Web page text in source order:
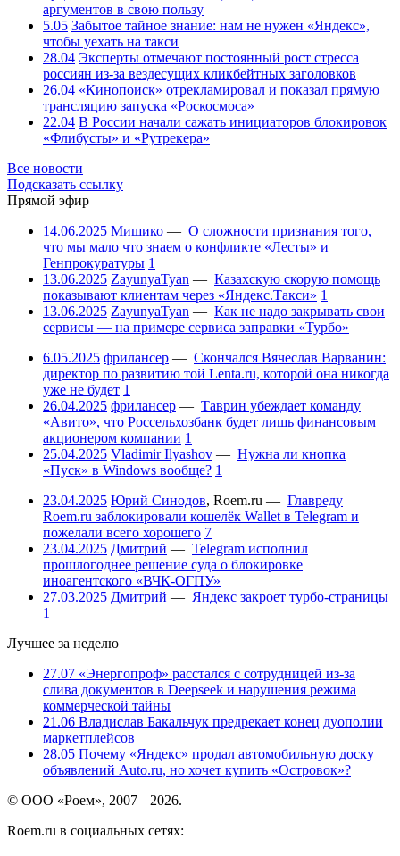
аргументов в свою пользу
5.05 Забытое тайное знание: нам не нужен «Яндекс»,
чтобы уехать на такси
28.04 Эксперты отмечают постоянный рост стресса
россиян из-за вездесущих кликбейтных заголовков
26.04 «Кинопоиск» отрекламировал и показал прямую
трансляцию запуска «Роскосмоса»
22.04 В России начали сажать инициаторов блокировок
«Флибусты» и «Рутрекера»
Все новости
Подсказать ссылку
Прямой эфир
14.06.2025 Мишико — О сложности признания того,
что мы мало что знаем о конфликте «Лесты» и
Генпрокуратуры 1
13.06.2025 ZayunyaTyan — Казахскую скорую помощь
показывают клиентам через «Яндекс.Такси» 1
13.06.2025 ZayunyaTyan — Как не надо закрывать свои
сервисы — на примере сервиса заправки «Турбо»
6.05.2025 фрилансер — Скончался Вячеслав Варванин:
директор по развитию той Lenta.ru, которой она никогда
уже не будет 1
26.04.2025 фрилансер — Таврин убеждает команду
«Авито», что Россельхозбанк будет лишь финансовым
акционером компании 1
25.04.2025 Vladimir Ilyashov — Нужна ли кнопка
«Пуск» в Windows вообще? 1
23.04.2025 Юрий Синодов, Roem.ru — Главреду
Roem.ru заблокировали кошелёк Wallet в Telegram и
пожелали всего хорошего 7
23.04.2025 Дмитрий — Telegram исполнил
прошлогоднее решение суда о блокировке
иноагентского «ВЧК-ОГПУ»
27.03.2025 Дмитрий — Яндекс закроет турбо-страницы
1
Лучшее за неделю
27.07 «Энергопроф» расстался с сотрудницей из-за
слива документов в Deepseek и нарушения режима
коммерческой тайны
21.06 Владислав Бакальчук предрекает конец дуополии
маркетплейсов
28.05 Почему «Яндекс» продал автомобильную доску
объявлений Auto.ru, но хочет купить «Островок»?
© ООО «Роем», 2007 – 2026.
Roem.ru в социальных сетях: